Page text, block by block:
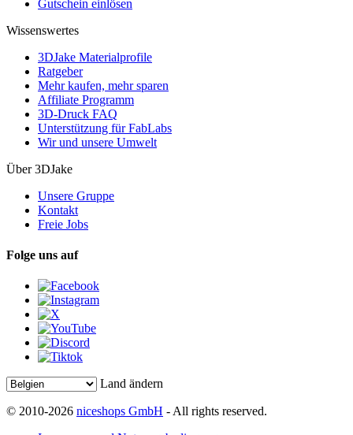
Gutschein einlösen
Wissenswertes
3DJake Materialprofile
Ratgeber
Mehr kaufen, mehr sparen
Affiliate Programm
3D-Druck FAQ
Unterstützung für FabLabs
Wir und unsere Umwelt
Über 3DJake
Unsere Gruppe
Kontakt
Freie Jobs
Folge uns auf
Land ändern
© 2010-2026 niceshops GmbH - All rights reserved.